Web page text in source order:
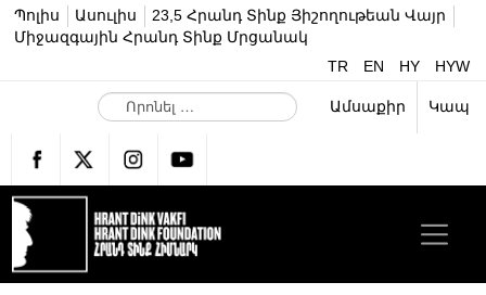
Պոլիս Ասուլիս
23,5 Հրանդ Տինք Յիշողութեան Վայր
Միջազգային Հրանդ Տինք Մրցանակ
TR
EN HY
HYW
Ո
ր
ե
…
Ամսաքիր Կապ